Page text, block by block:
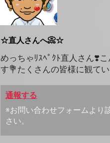
☆直人さんへ📀☆
めっちゃﾘｽﾍﾟｸﾄ直人さん❣️こ
す💐たくさんの皆様に観て
通報する
※お問い合わせフォームより
さい。